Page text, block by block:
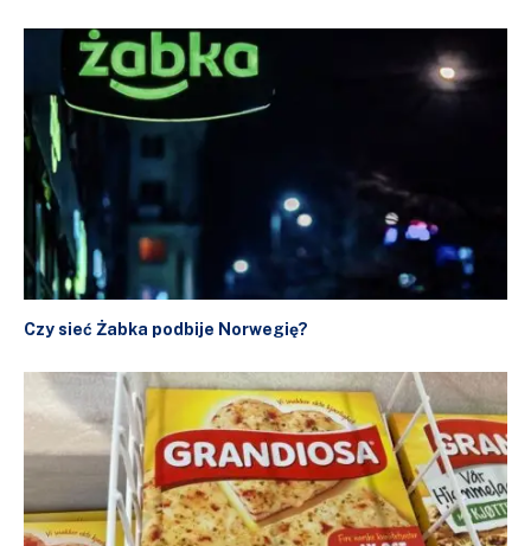
Czy sieć Żabka podbije Norwegię?